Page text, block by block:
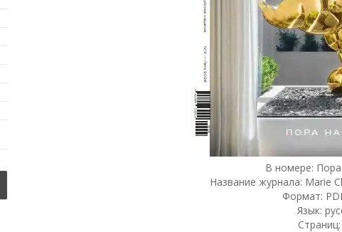
В номере: Пора
Название журнала: Marie
Формат:
Язык: